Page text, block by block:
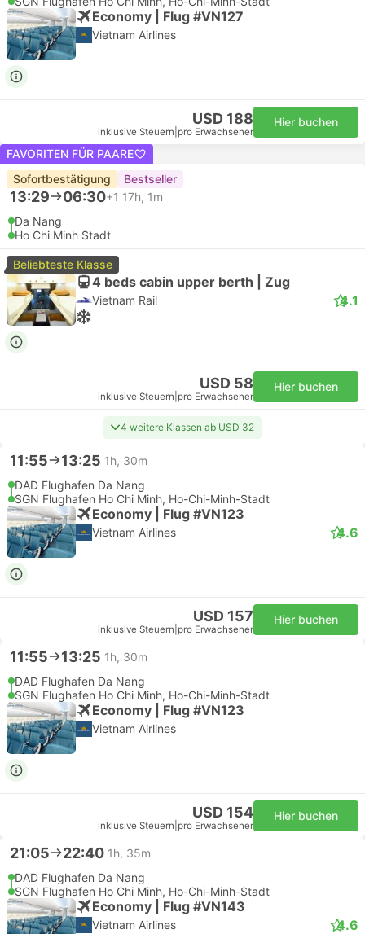
Economy | Flug #VN127
Vietnam Airlines
USD 188
inklusive Steuern pro Erwachsener
Hier buchen
FAVORITEN FÜR PAARE
Sofortbestätigung
Bestseller
13:29 06:30+1 17h, 1m
Da Nang
Ho Chi Minh Stadt
Beliebteste Klasse
4 beds cabin upper berth | Zug
Vietnam Rail 4.1
USD 58
inklusive Steuern pro Erwachsener
Hier buchen
4 weitere Klassen ab USD 32
11:55 13:25 1h, 30m
DAD Flughafen Da Nang
SGN Flughafen Ho Chi Minh, Ho-Chi-Minh-Stadt
Economy | Flug #VN123
Vietnam Airlines 4.6
USD 157
inklusive Steuern pro Erwachsener
Hier buchen
11:55 13:25 1h, 30m
DAD Flughafen Da Nang
SGN Flughafen Ho Chi Minh, Ho-Chi-Minh-Stadt
Economy | Flug #VN123
Vietnam Airlines
USD 154
inklusive Steuern pro Erwachsener
Hier buchen
21:05 22:40 1h, 35m
DAD Flughafen Da Nang
SGN Flughafen Ho Chi Minh, Ho-Chi-Minh-Stadt
Economy | Flug #VN143
Vietnam Airlines 4.6